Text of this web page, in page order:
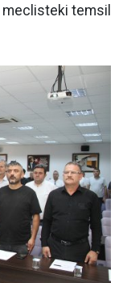
meclisteki temsil